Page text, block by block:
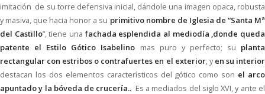
imitación de su torre defensiva inicial, dándole una imagen opaca, robusta
y masiva, que hacia honor a su primitivo nombre de Iglesia de “Santa Mª
del Castillo”, tiene una fachada esplendida al mediodía ,donde queda
patente el Estilo Gótico Isabelino mas puro y perfecto; su planta
rectangular con estribos o contrafuertes en el exterior, yen su interior
destacan los dos elementos característicos del gótico como son el arco
apuntado y la bóveda de crucería.. Es a mediados del siglo XVI, y ante el